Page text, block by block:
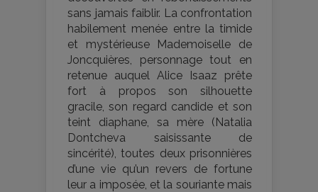
sans jamais faiblir. La confrontation
habilement menée entre la timide
et mystérieuse Mademoiselle de
Joncquières, personnage tout en
retenue auquel Alice Isaaz prête
fort à propos son silhouette
gracile, son regard candide et son
teint diaphane, sa mère (Natalia
Dontcheva saisissante de
sincérité), toutes deux prisonnières
d’une vie qu’un revers de fortune
leur a imposée, et la souriante mais